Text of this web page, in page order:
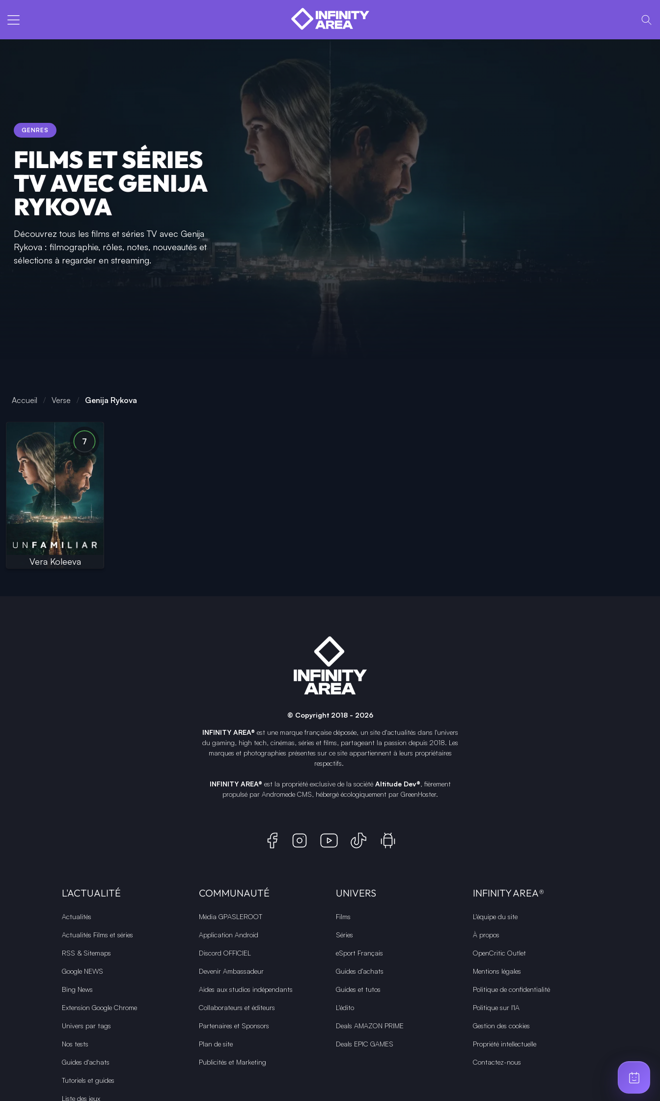
GENRES
FILMS ET SÉRIES
TV AVEC GENIJA
RYKOVA
Découvrez tous les films et séries TV avec Genija
Rykova : filmographie, rôles, notes, nouveautés et
sélections à regarder en streaming.
Accueil Verse Genija Rykova
7
Vera Koleeva
© Copyright 2018 - 2026
INFINITY AREA® est une marque françaisedéposée, un site d'actualités dans l'univers
du gaming, high tech, cinémas, séries et films, partageant la passion depuis 2018. Les
marques et photographies présentes sur ce site appartiennent à leurs propriétaires
respectifs.
INFINITY AREA® est la propriété exclusive de la société Altitude Dev®, fièrement
propulsé par Andromede CMS, hébergé écologiquement par GreenHoster.
L'ACTUALITÉ
Actualités
Actualités Films et séries
RSS & Sitemaps
Google NEWS
Bing News
Extension Google Chrome
Univers par tags
Nos tests
Guides d'achats
Tutoriels et guides
Liste des jeux
COMMUNAUTÉ
Média GPASLEROOT
Application Android
Discord OFFICIEL
Devenir Ambassadeur
Aides aux studios indépendants
Collaborateurs et éditeurs
Partenaires et Sponsors
Plan de site
Publicités et Marketing
UNIVERS
Films
Séries
eSport Français
Guides d’achats
Guides et tutos
L'édito
Deals AMAZON PRIME
Deals EPIC GAMES
INFINITY AREA®
L'équipe du site
À propos
OpenCritic Outlet
Mentions légales
Politique de confidentialité
Politique sur l'IA
Gestion des cookies
Propriété intellectuelle
Contactez-nous